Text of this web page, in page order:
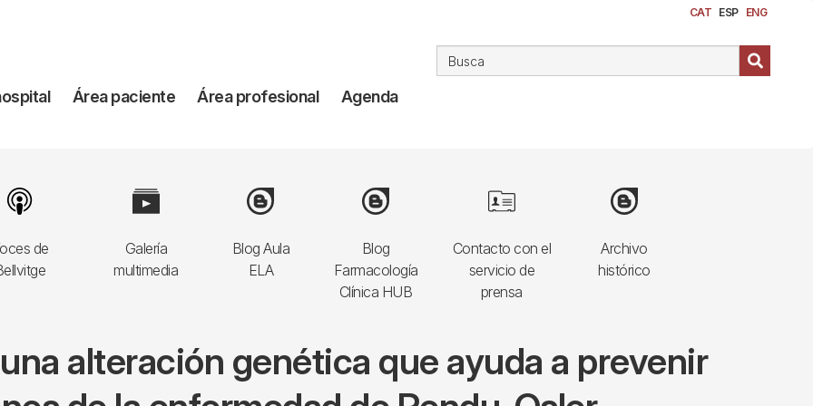
CAT ESP ENG
Área paciente Área profesional Agenda
de
Image
Galería
multimedia
Image
Blog Aula
ELA
Image
Blog
Farmacología
Clínica HUB
Image
Contacto con el
servicio de
prensa
Image
Archivo
histórico
Image
alteración genética que ayuda a prevenir